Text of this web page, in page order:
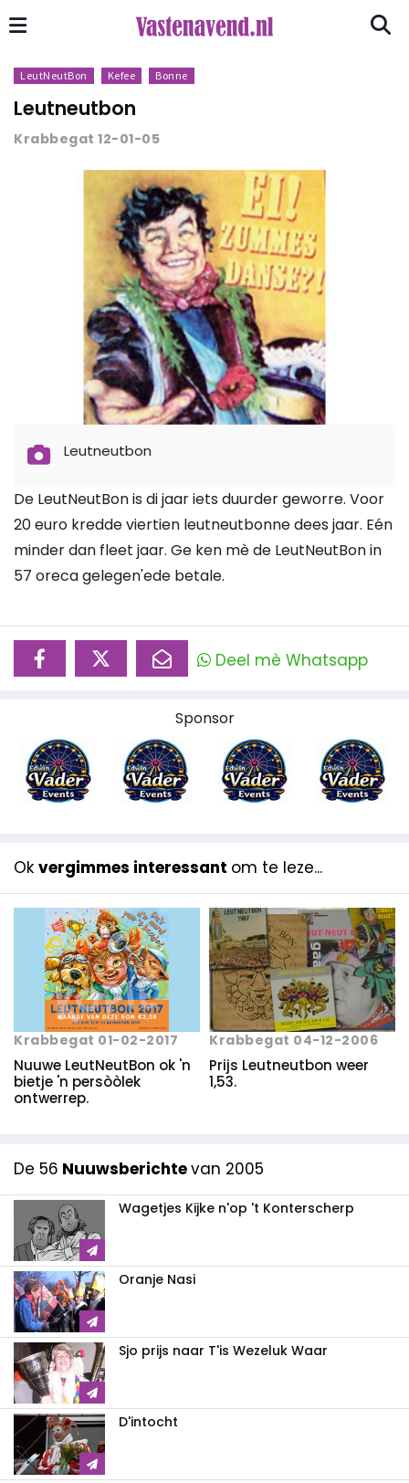
LeutNeutBon Kefee Bonne
Leutneutbon
Krabbegat 12-01-05
Leutneutbon
De LeutNeutBon is di jaar iets duurder geworre. Voor
20 euro kredde viertien leutneutbonne dees jaar. Eén
minder dan fleet jaar. Ge ken mè de LeutNeutBon in
57 oreca gelegen'ede betale.
Deel mè Whatsapp
Sponsor
Ok vergimmes interessant om te leze...
Krabbegat 01-02-2017
Nuuwe LeutNeutBon ok 'n
bietje 'n persòòlek
ontwerrep.
Krabbegat 04-12-2006
Prijs Leutneutbon weer
1,53.
De 56 Nuuwsberichtevan 2005
Wagetjes Kijke n'op 't Konterscherp
Oranje Nasi
Sjo prijs naar T'is Wezeluk Waar
D'intocht